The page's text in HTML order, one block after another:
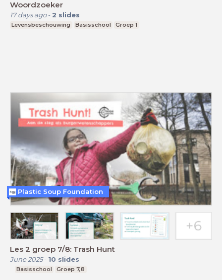
Woordzoeker
17 days ago- 2 slides
Levensbeschouwing Basisschool Groep 1
Les 2 groep 7/8: Trash Hunt
June 2025- 10 slides
Basisschool Groep 7,8
Plastic Soup Foundation